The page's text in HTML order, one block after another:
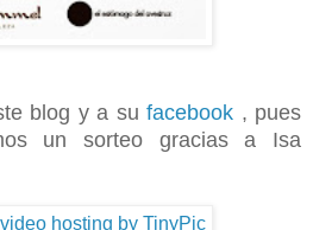
blog y a sufacebook , pues
un sorteo gracias a Isa